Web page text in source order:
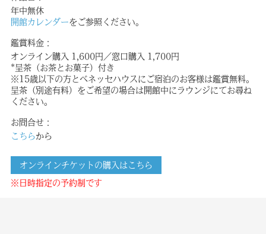
年中無休
開館カレンダーをご参照ください。
鑑賞料金：
オンライン購入 1,600円／窓口購入 1,700円
*呈茶（お茶とお菓子）付き
※15歳以下の方とベネッセハウスにご宿泊のお客様は鑑賞無料。
呈茶（別途有料）をご希望の場合は開館中にラウンジにてお尋ね
ください。
お問合せ：
こちらから
オンラインチケットの購入はこちら
※日時指定の予約制です